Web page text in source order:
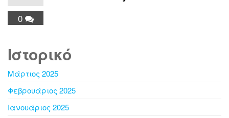
0
Ιστορικό
Μάρτιος 2025
Φεβρουάριος 2025
Ιανουάριος 2025